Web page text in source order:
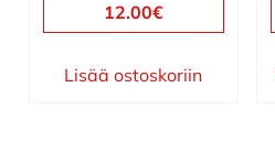
12.00€
Lisää ostoskoriin